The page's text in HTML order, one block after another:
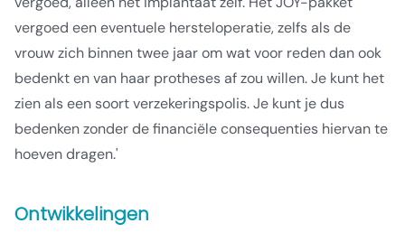
vergoed een eventuele hersteloperatie, zelfs als de
vrouw zich binnen twee jaar om wat voor reden dan ook
bedenkt en van haar protheses af zou willen. Je kunt het
zien als een soort verzekeringspolis. Je kunt je dus
bedenken zonder de financiële consequenties hiervan te
hoeven dragen.'
Ontwikkelingen